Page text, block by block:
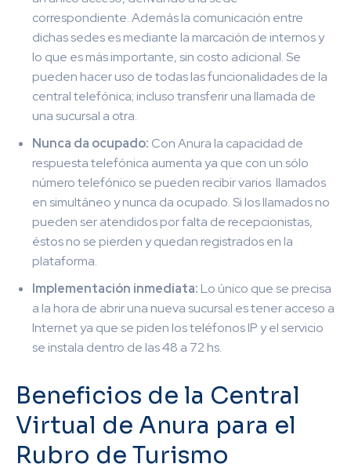
correspondiente. Además la comunicación entre
dichas sedes es mediante la marcación de internos y
lo que es más importante, sin costo adicional. Se
pueden hacer uso de todas las funcionalidades de la
central telefónica; incluso transferir una llamada de
una sucursal a otra.
Nunca da ocupado: Con Anura la capacidad de
respuesta telefónica aumenta ya que con un sólo
número telefónico se pueden recibir varios llamados
en simultáneo y nunca da ocupado. Si los llamados no
pueden ser atendidos por falta de recepcionistas,
éstos no se pierden y quedan registrados en la
plataforma.
Implementación inmediata: Lo único que se precisa
a la hora de abrir una nueva sucursal es tener acceso a
Internet ya que se piden los teléfonos IP y el servicio
se instala dentro de las 48 a 72 hs.
Beneficios de la Central
Virtual de Anura para el
Rubro de Turismo